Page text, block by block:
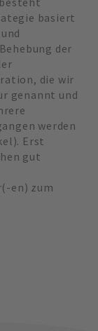
basiert
der
die wir
genannt und
werden
Erst
gut
en) zum